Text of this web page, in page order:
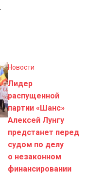
.
Новости
Лидер
распущенной
партии «Шанс»
Алексей Лунгу
предстанет перед
судом по делу
о незаконном
финансировании